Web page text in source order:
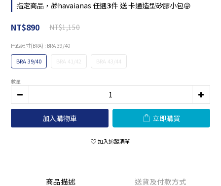
指定商品，🎁havaianas 任選𝟯件 送 卡通造型矽膠小包😜
NT$890 NT$1,150
巴西尺寸(BRA) : BRA 39/40
BRA 39/40 BRA 41/42 BRA 43/44
數量
加入購物車 立即購買
加入追蹤清單
商品描述 送貨及付款方式